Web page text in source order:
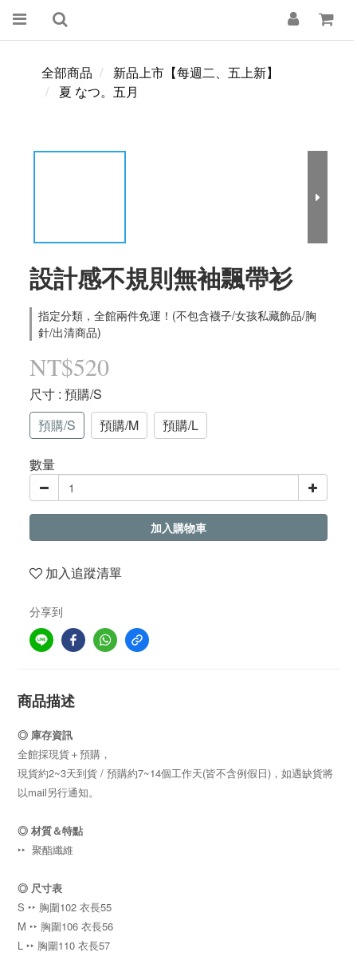
全部商品
新品上市【每週二、五上新】
夏 なつ。五月
設計感不規則無袖飄帶衫
指定分類，全館兩件免運！(不包含襪子/女孩私藏飾品/胸
針/出清商品)
NT$520
尺寸 : 預購/S
預購/S
預購/M 預購/L
數量
加入購物車
加入追蹤清單
分享到
商品描述
◎ 庫存資訊
全館採現貨＋預購，
現貨約2~3天到貨 / 預購約7~14個工作天(皆不含例假日)，如遇缺貨將
以mail另行通知。
◎ 材質＆特點
‣‣ 聚酯纖維
◎ 尺寸表
S ‣‣ 胸圍102 衣長55
M ‣‣ 胸圍106 衣長56
L ‣‣ 胸圍110 衣長57